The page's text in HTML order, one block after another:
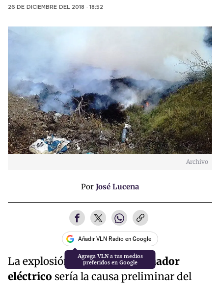
26 DE DICIEMBRE DEL 2018 · 18:52
Archivo
Por José Lucena
Añadir VLN Radio en Google
La explosión de untransformador
eléctrico sería la causa preliminar del